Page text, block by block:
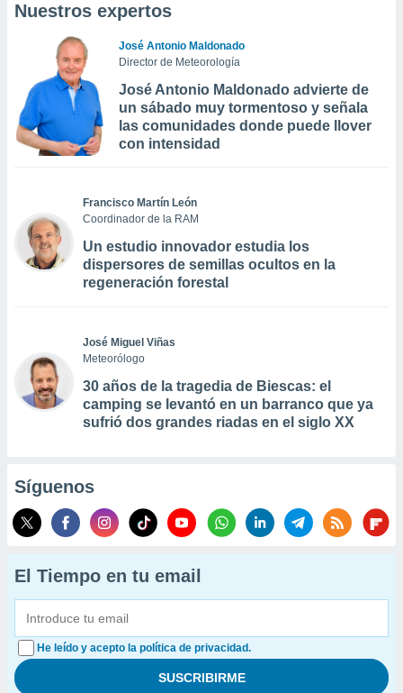
Nuestros expertos
José Antonio Maldonado
Director de Meteorología
José Antonio Maldonado advierte de
un sábado muy tormentoso y señala
las comunidades donde puede llover
con intensidad
Francisco Martín León
Coordinador de la RAM
Un estudio innovador estudia los
dispersores de semillas ocultos en la
regeneración forestal
José Miguel Viñas
Meteorólogo
30 años de la tragedia de Biescas: el
camping se levantó en un barranco que ya
sufrió dos grandes riadas en el siglo XX
Síguenos
El Tiempo en tu email
He leído y acepto la política de privacidad.